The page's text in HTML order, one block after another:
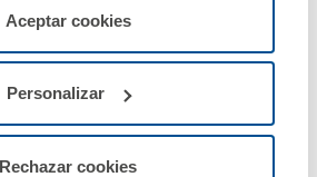
el botón “Personalizar".
Aceptar cookies
Personalizar
Rechazar cookies
14 octubre 2021
producto de renting
de autos para los
profesionales